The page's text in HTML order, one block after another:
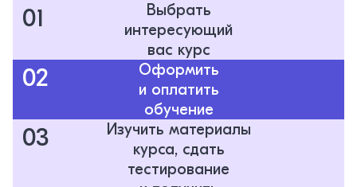
01
Выбрать
интересующий
вас курс
02
Оформить
и оплатить
обучение
03
Изучить материалы
курса, сдать
тестирование